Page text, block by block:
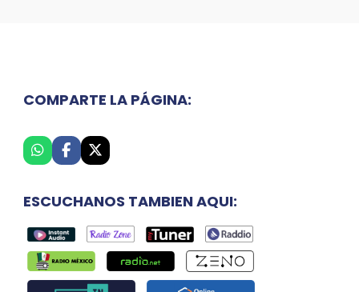
COMPARTE LA PÁGINA:
ESCUCHANOS TAMBIEN AQUI: